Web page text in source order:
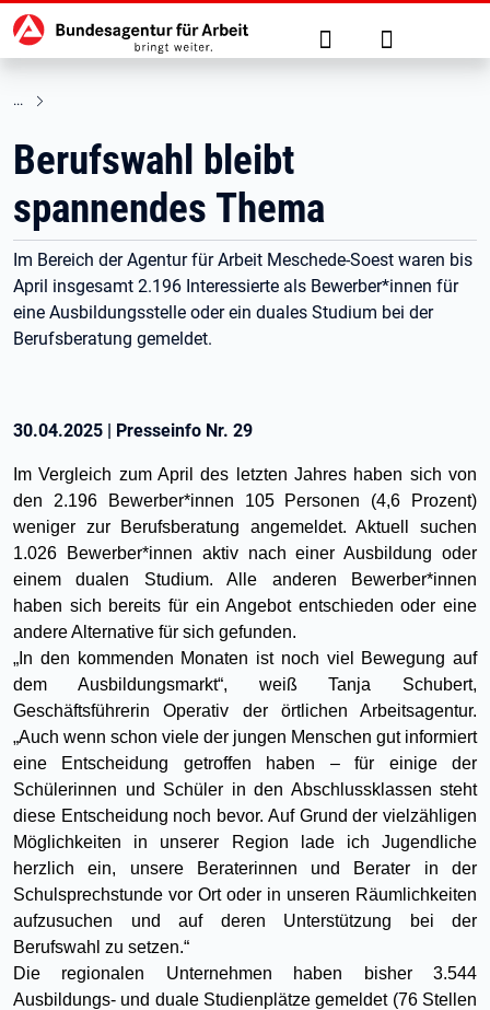
zu den Hauptinhalten springen
Hauptnavigation Suche Anmelden
Berufswahl bleibt
spannendes Thema
Im Bereich der Agentur für Arbeit Meschede-Soest waren bis
April insgesamt 2.196 Interessierte als Bewerber*innen für
eine Ausbildungsstelle oder ein duales Studium bei der
Berufsberatung gemeldet.
30.04.2025 | Presseinfo Nr. 29
Im Vergleich zum April des letzten Jahres haben sich von
den 2.196 Bewerber*innen 105 Personen (4,6 Prozent)
weniger zur Berufsberatung angemeldet. Aktuell suchen
1.026 Bewerber*innen aktiv nach einer Ausbildung oder
einem dualen Studium. Alle anderen Bewerber*innen
haben sich bereits für ein Angebot entschieden oder eine
andere Alternative für sich gefunden.
„In den kommenden Monaten ist noch viel Bewegung auf
dem Ausbildungsmarkt“, weiß Tanja Schubert,
Geschäftsführerin Operativ der örtlichen Arbeitsagentur.
„Auch wenn schon viele der jungen Menschen gut informiert
eine Entscheidung getroffen haben – für einige der
Schülerinnen und Schüler in den Abschlussklassen steht
diese Entscheidung noch bevor. Auf Grund der vielzähligen
Möglichkeiten in unserer Region lade ich Jugendliche
herzlich ein, unsere Beraterinnen und Berater in der
Schulsprechstunde vor Ort oder in unseren Räumlichkeiten
aufzusuchen und auf deren Unterstützung bei der
Berufswahl zu setzen.“
Die regionalen Unternehmen haben bisher 3.544
Ausbildungs- und duale Studienplätze gemeldet (76 Stellen